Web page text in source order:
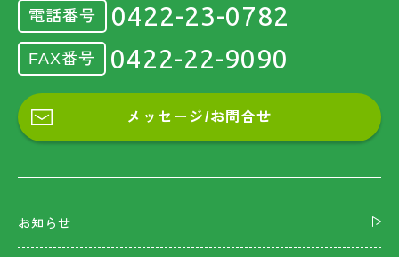
電話番号 0422-23-0782
FAX番号 0422-22-9090
メッセージ/お問合せ
お知らせ